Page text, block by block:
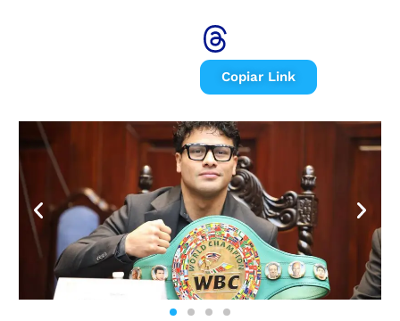
Copiar Link